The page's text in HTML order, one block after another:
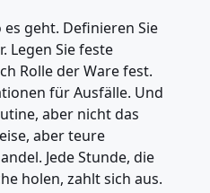
es geht. Definieren Sie
Legen Sie feste
Rolle der Ware fest.
für Ausfälle. Und
aber nicht das
aber teure
Jede Stunde, die
holen, zahlt sich aus.